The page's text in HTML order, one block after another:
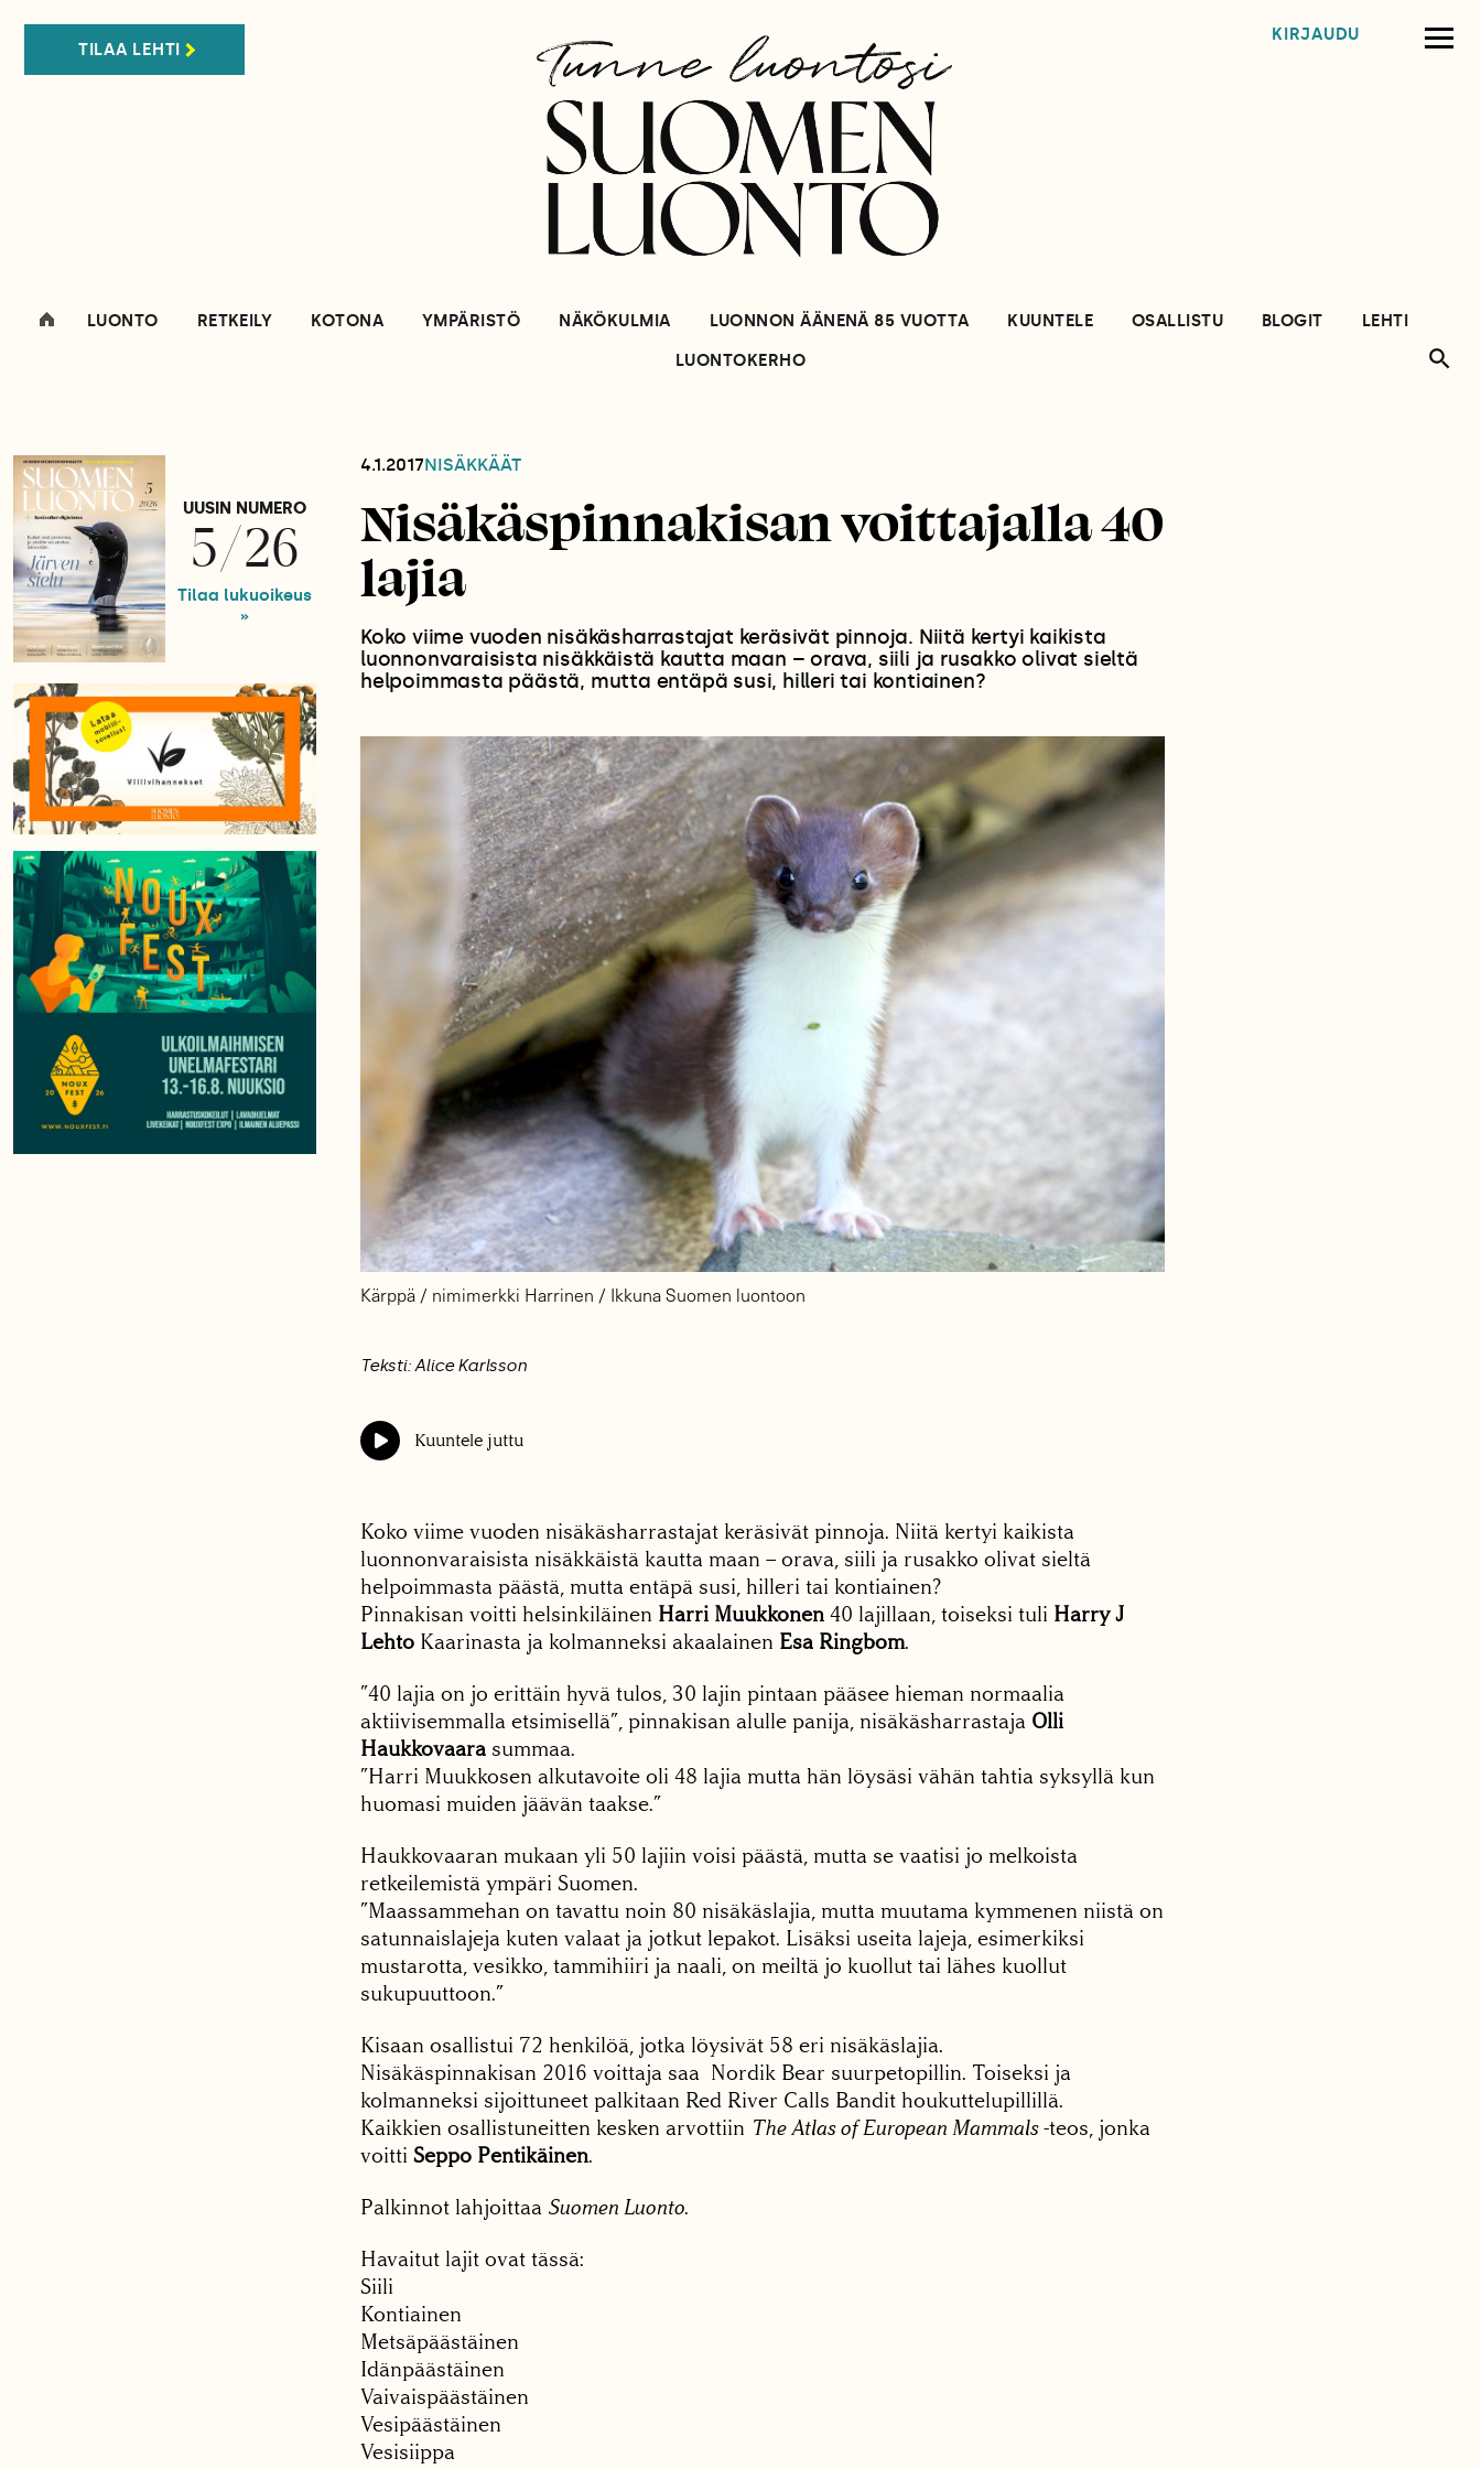
TILAA LEHTI
KIRJAUDU
LUONTO RETKEILY KOTONA YMPÄRISTÖ NÄKÖKULMIA LUONNON ÄÄNENÄ 85 VUOTTA KUUNTELE OSALLISTU BLOGIT
LEHTI
LUONTOKERHO
UUSIN NUMERO
5/26
Tilaa lukuoikeus
»
4.1.2017NISÄKKÄÄT
Nisäkäspinnakisan voittajalla 40
lajia
Koko viime vuoden nisäkäsharrastajat keräsivät pinnoja. Niitä kertyi kaikista
luonnonvaraisista nisäkkäistä kautta maan – orava, siili ja rusakko olivat sieltä
helpoimmasta päästä, mutta entäpä susi, hilleri tai kontiainen?
Kärppä / nimimerkki Harrinen / Ikkuna Suomen luontoon
Teksti: Alice Karlsson
Kuuntele juttu
Koko viime vuoden nisäkäsharrastajat keräsivät pinnoja. Niitä kertyi kaikista
luonnonvaraisista nisäkkäistä kautta maan – orava, siili ja rusakko olivat sieltä
helpoimmasta päästä, mutta entäpä susi, hilleri tai kontiainen?
Pinnakisan voitti helsinkiläinen Harri Muukkonen 40 lajillaan, toiseksi tuli Harry J
Lehto Kaarinasta ja kolmanneksi akaalainen Esa Ringbom.
”40 lajia on jo erittäin hyvä tulos, 30 lajin pintaan pääsee hieman normaalia
aktiivisemmalla etsimisellä”, pinnakisan alulle panija, nisäkäsharrastaja Olli
Haukkovaara summaa.
”Harri Muukkosen alkutavoite oli 48 lajia mutta hän löysäsi vähän tahtia syksyllä kun
huomasi muiden jäävän taakse.”
Haukkovaaran mukaan yli 50 lajiin voisi päästä, mutta se vaatisi jo melkoista
retkeilemistä ympäri Suomen.
”Maassammehan on tavattu noin 80 nisäkäslajia, mutta muutama kymmenen niistä on
satunnaislajeja kuten valaat ja jotkut lepakot. Lisäksi useita lajeja, esimerkiksi
mustarotta, vesikko, tammihiiri ja naali, on meiltä jo kuollut tai lähes kuollut
sukupuuttoon.”
Kisaan osallistui 72 henkilöä, jotka löysivät 58 eri nisäkäslajia.
Nisäkäspinnakisan 2016 voittaja saa Nordik Bear suurpetopillin. Toiseksi ja
kolmanneksi sijoittuneet palkitaan Red River Calls Bandit houkuttelupillillä.
Kaikkien osallistuneitten kesken arvottiin The Atlas of European Mammals-teos, jonka
voitti Seppo Pentikäinen.
Palkinnot lahjoittaa Suomen Luonto.
Havaitut lajit ovat tässä:
Siili
Kontiainen
Metsäpäästäinen
Idänpäästäinen
Vaivaispäästäinen
Vesipäästäinen
Vesisiippa